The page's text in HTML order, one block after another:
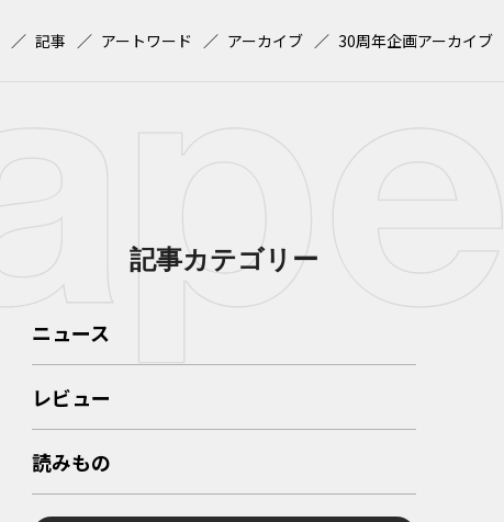
記事 アートワード アーカイブ 30周年企画アーカイブ
記事カテゴリー
ニュース
レビュー
読みもの